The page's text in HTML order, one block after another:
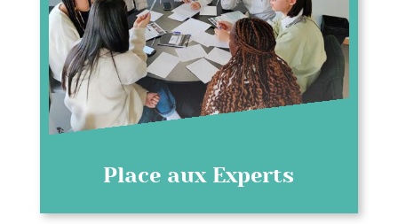
Place aux Experts